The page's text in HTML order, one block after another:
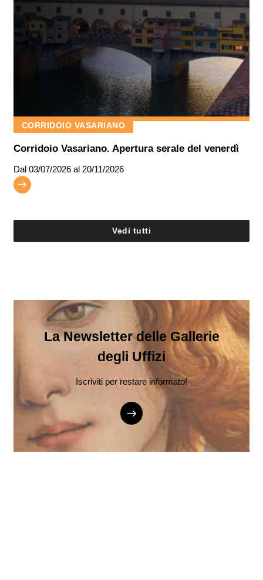
CORRIDOIO VASARIANO
Corridoio Vasariano. Apertura serale del venerdì
Dal 03/07/2026 al 20/11/2026
Vedi tutti
La Newsletter delle Gallerie
degli Uffizi
Iscriviti per restare informato!